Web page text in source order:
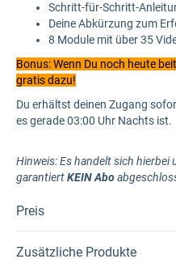
Schritt-für-Schritt-
Deine Abkürzung zum
8 Module mit über 35
Bonus: Wenn Du noch heute
gratis dazu!
Du erhältst deinen Zugang
es gerade 03:00 Uhr Nachts ist.
Hinweis:Es handelt sich hierbei
garantiertKEIN Abo
Preis
Zusätzliche Produkte